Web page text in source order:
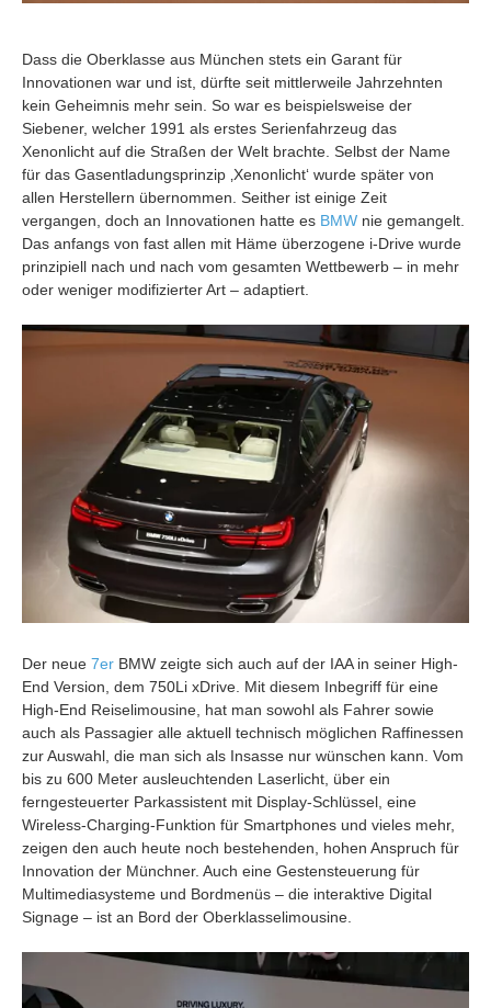
Dass die Oberklasse aus München stets ein Garant für
Innovationen war und ist, dürfte seit mittlerweile Jahrzehnten
kein Geheimnis mehr sein. So war es beispielsweise der
Siebener, welcher 1991 als erstes Serienfahrzeug das
Xenonlicht auf die Straßen der Welt brachte. Selbst der Name
für das Gasentladungsprinzip ‚Xenonlicht‘ wurde später von
allen Herstellern übernommen. Seither ist einige Zeit
vergangen, doch an Innovationen hatte es BMW nie gemangelt.
Das anfangs von fast allen mit Häme überzogene i-Drive wurde
prinzipiell nach und nach vom gesamten Wettbewerb – in mehr
oder weniger modifizierter Art – adaptiert.
Der neue 7er BMW zeigte sich auch auf der IAA in seiner High-
End Version, dem 750Li xDrive. Mit diesem Inbegriff für eine
High-End Reiselimousine, hat man sowohl als Fahrer sowie
auch als Passagier alle aktuell technisch möglichen Raffinessen
zur Auswahl, die man sich als Insasse nur wünschen kann. Vom
bis zu 600 Meter ausleuchtenden Laserlicht, über ein
ferngesteuerter Parkassistent mit Display-Schlüssel, eine
Wireless-Charging-Funktion für Smartphones und vieles mehr,
zeigen den auch heute noch bestehenden, hohen Anspruch für
Innovation der Münchner. Auch eine Gestensteuerung für
Multimediasysteme und Bordmenüs – die interaktive Digital
Signage – ist an Bord der Oberklasselimousine.